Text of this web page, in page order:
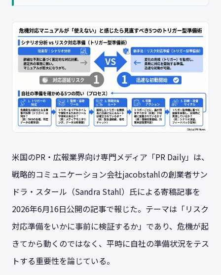
米国のPR・広報業界向け専門メディア「PR Daily」は、
戦略的コミュニケーション会社jacobstahlの創業者サン
ドラ・スタール（Sandra Stahl）氏による寄稿記事を
2026年6月16日公開の記事で報じた。テーマは「リスク
対応準備をいかに事前に検証するか」であり、危機が起
きてから動くのではなく、平時に自社の準備状況をテス
トする重要性を論じている。